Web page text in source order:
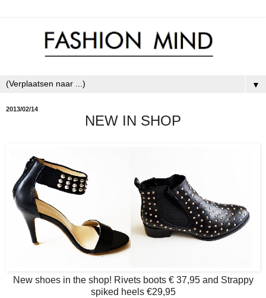
▼
2013/02/14
NEW IN SHOP
New shoes in the shop! Rivets boots € 37,95 and Strappy
spiked heels €29,95